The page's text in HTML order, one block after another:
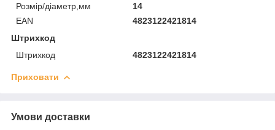
Розмір/діаметр,мм
14
EAN
4823122421814
Штрихкод
Штрихкод
4823122421814
Приховати
Умови доставки